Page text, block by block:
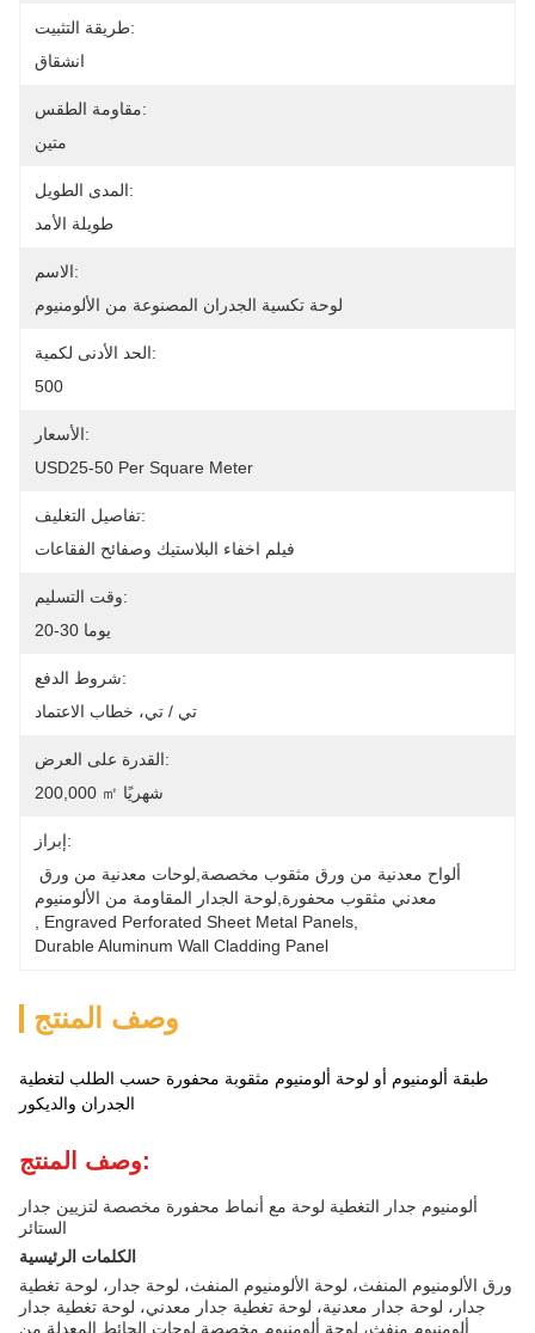
طريقة التثبيت:
انشقاق
مقاومة الطقس:
متين
المدى الطويل:
طويلة الأمد
الاسم:
لوحة تكسية الجدران المصنوعة من الألومنيوم
الحد الأدنى لكمية:
500
الأسعار:
USD25-50 Per Square Meter
تفاصيل التغليف:
فيلم اخفاء البلاستيك وصفائح الفقاعات
وقت التسليم:
20-30 يوما
شروط الدفع:
تي / تي، خطاب الاعتماد
القدرة على العرض:
200,000 ㎡ شهريًا
إبراز:
معدني مثقوب محفورة,لوحة الجدار المقاومة من الألومنيوم
Engraved Perforated Sheet Metal Panels
Durable Aluminum Wall Cladding Panel
وصف المنتج
طبقة ألومنيوم أو لوحة ألومنيوم مثقوبة محفورة حسب الطلب لتغطية
الجدران والديكور
وصف المنتج:
ألومنيوم جدار التغطية لوحة مع أنماط محفورة مخصصة لتزيين جدار
الستائر
الكلمات الرئيسية
ورق الألومنيوم المنفث، لوحة الألومنيوم المنفث، لوحة جدار، لوحة تغطية
جدار، لوحة جدار معدنية، لوحة تغطية جدار معدني، لوحة تغطية جدار
ألومنيوم منفث، لوحة ألومنيوم مخصصة,لوحات الحائط المعدلة من